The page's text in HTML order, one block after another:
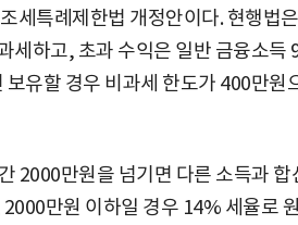
세특례제한법 개정안이다. 현행법
세하고, 초과 수익은 일반 금융소득
유할 경우 비과세 한도가 400만원
2000만원을 넘기면 다른 소득과 합
만원 이하일 경우 14% 세율로